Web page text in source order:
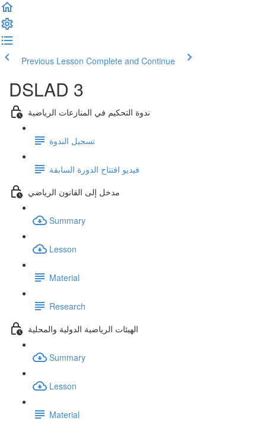
Previous Lesson Complete and Continue
DSLAD 3
ندوة التحكيم في المنازعات الرياضية
تسجيل الندوة
فيديو افتتاح الدورة السابقة
مدخل إلى القانون الرياضي
Summary
Lesson
Material
Research
الهيئات الرياضية الدولية والمحلية
Summary
Lesson
Material